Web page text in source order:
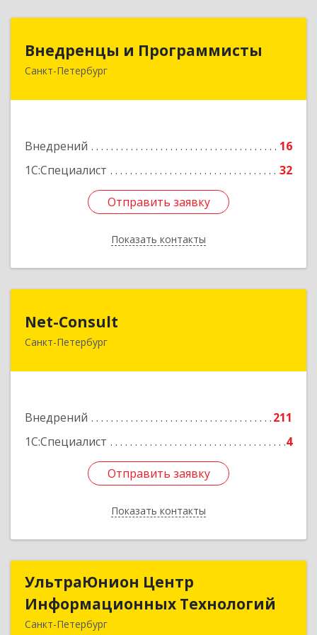
Внедренцы и Программисты
Санкт-Петербург
Внедрений
16
1С:Специалист
32
Отправить заявку
Показать контакты
194044, Санкт-Петербург г, Финляндский пр-кт,
Отправить заявку
Назад
Net-Consult
Санкт-Петербург
Внедрений
211
1С:Специалист
4
Отправить заявку
Показать контакты
190013, Санкт-Петербург г, Рузовская ул, дом №
Отправить заявку
Назад
УльтраЮнион Центр
Информационных Технологий
Санкт-Петербург
УльтраЮнион Центр
Информационных Технологий